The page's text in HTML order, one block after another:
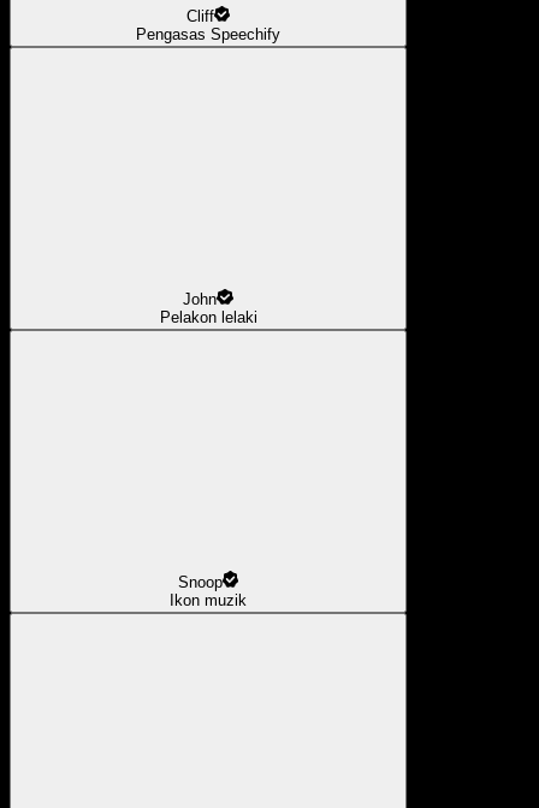
Cliff
Pengasas Speechify
John
Pelakon lelaki
Snoop
Ikon muzik